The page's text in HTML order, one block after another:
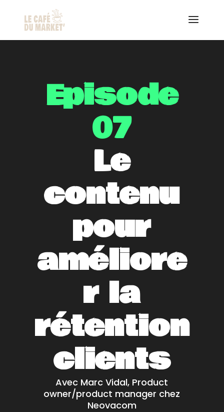
Episode
07
Le
contenu
pour
améliore
r la
rétention
clients
Avec Marc Vidal, Product
owner/product manager chez
Neovacom